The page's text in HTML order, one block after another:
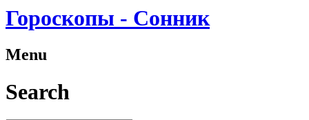
Гороскопы - Сонник
Menu
Search